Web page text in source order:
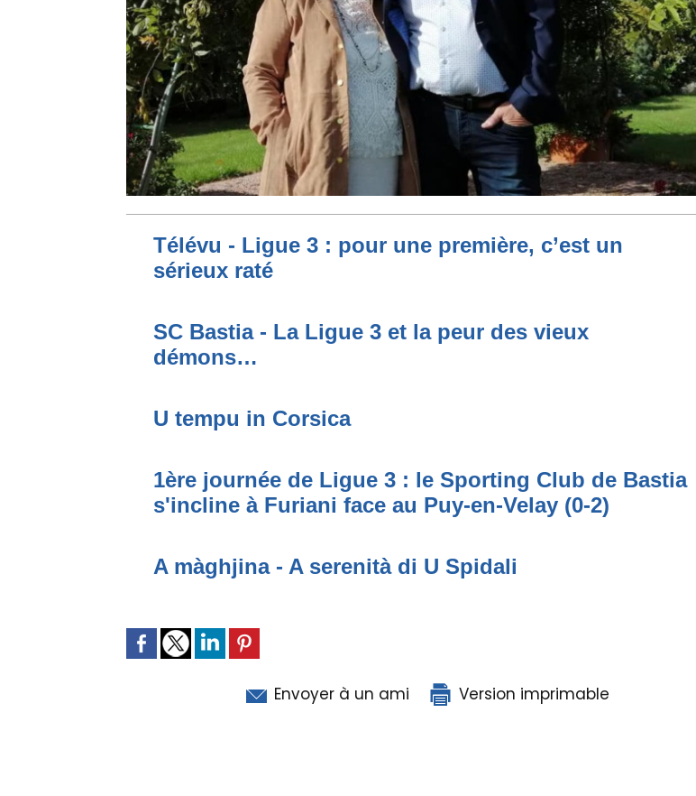
Télévu - Ligue 3 : pour une première, c’est un
sérieux raté
SC Bastia - La Ligue 3 et la peur des vieux
démons…
U tempu in Corsica
1ère journée de Ligue 3 : le Sporting Club de Bastia
s'incline à Furiani face au Puy-en-Velay (0-2)
A màghjina - A serenità di U Spidali
Envoyer à un ami Version imprimable